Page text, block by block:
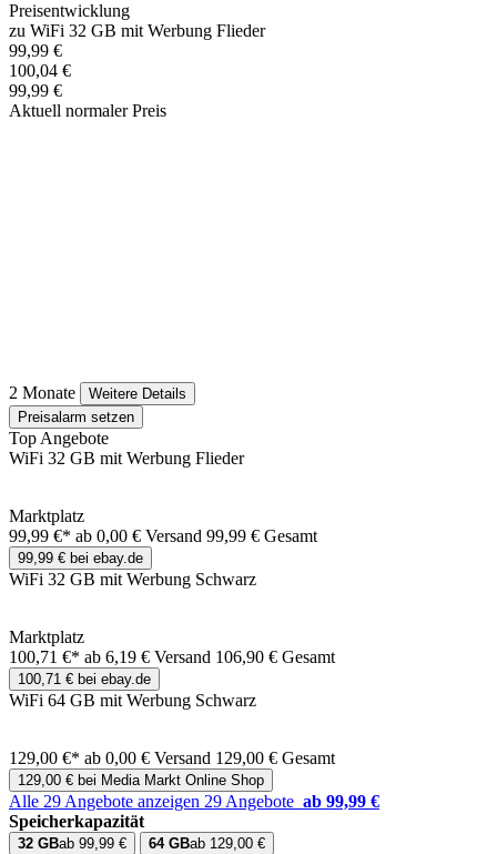
Preisentwicklung
zu WiFi 32 GB mit Werbung Flieder
99,99 €
100,04 €
99,99 €
Aktuell normaler Preis
2 Monate
Weitere Details
Preisalarm setzen
Top Angebote
WiFi 32 GB mit Werbung Flieder
Marktplatz
99,99 €* ab 0,00 € Versand 99,99 € Gesamt
99,99 € bei ebay.de
WiFi 32 GB mit Werbung Schwarz
Marktplatz
100,71 €* ab 6,19 € Versand 106,90 € Gesamt
100,71 € bei ebay.de
WiFi 64 GB mit Werbung Schwarz
129,00 €* ab 0,00 € Versand 129,00 € Gesamt
129,00 € bei Media Markt Online Shop
Alle 29 Angebote anzeigen 29 Angebote ab 99,99 €
Speicherkapazität
32 GBab 99,99 € 64 GBab 129,00 €